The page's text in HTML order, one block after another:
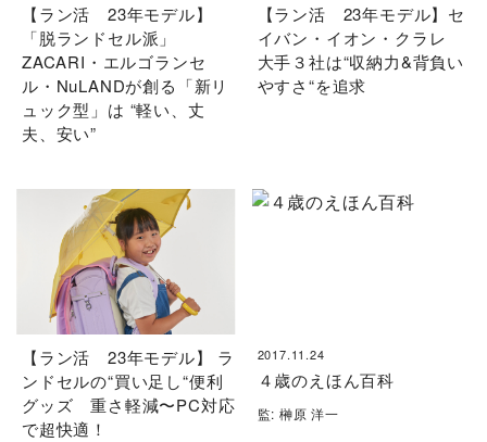
【ラン活 23年モデル】
「脱ランドセル派」
ZACARI・エルゴランセ
ル・NuLANDが創る「新リ
ュック型」は “軽い、丈
夫、安い”
【ラン活 23年モデル】セ
イバン・イオン・クラレ
大手３社は“収納力&背負い
やすさ“を追求
【ラン活 23年モデル】 ラ
ンドセルの“買い足し“便利
グッズ 重さ軽減〜PC対応
で超快適！
2017.11.24
４歳のえほん百科
監: 榊原 洋一